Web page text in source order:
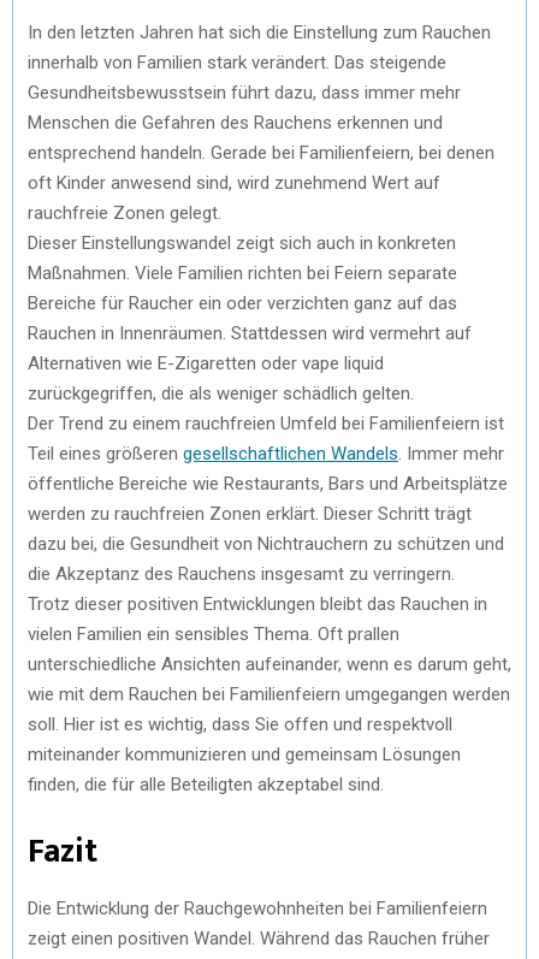
In den letzten Jahren hat sich die Einstellung zum Rauchen
innerhalb von Familien stark verändert. Das steigende
Gesundheitsbewusstsein führt dazu, dass immer mehr
Menschen die Gefahren des Rauchens erkennen und
entsprechend handeln. Gerade bei Familienfeiern, bei denen
oft Kinder anwesend sind, wird zunehmend Wert auf
rauchfreie Zonen gelegt.
Dieser Einstellungswandel zeigt sich auch in konkreten
Maßnahmen. Viele Familien richten bei Feiern separate
Bereiche für Raucher ein oder verzichten ganz auf das
Rauchen in Innenräumen. Stattdessen wird vermehrt auf
Alternativen wie E-Zigaretten oder vape liquid
zurückgegriffen, die als weniger schädlich gelten.
Der Trend zu einem rauchfreien Umfeld bei Familienfeiern ist
Teil eines größeren gesellschaftlichen Wandels . Immer mehr
öffentliche Bereiche wie Restaurants, Bars und Arbeitsplätze
werden zu rauchfreien Zonen erklärt. Dieser Schritt trägt
dazu bei, die Gesundheit von Nichtrauchern zu schützen und
die Akzeptanz des Rauchens insgesamt zu verringern.
Trotz dieser positiven Entwicklungen bleibt das Rauchen in
vielen Familien ein sensibles Thema. Oft prallen
unterschiedliche Ansichten aufeinander, wenn es darum geht,
wie mit dem Rauchen bei Familienfeiern umgegangen werden
soll. Hier ist es wichtig, dass Sie offen und respektvoll
miteinander kommunizieren und gemeinsam Lösungen
finden, die für alle Beteiligten akzeptabel sind.
Fazit
Die Entwicklung der Rauchgewohnheiten bei Familienfeiern
zeigt einen positiven Wandel. Während das Rauchen früher